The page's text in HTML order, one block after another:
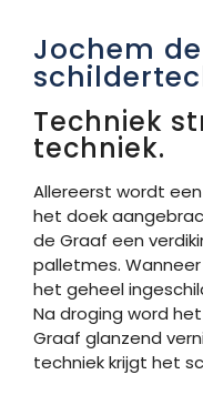
Jochem
Techniek
techniek.
Allereerst wordt
het doek
de Graaf een
palletmes.
het geheel
Na droging word
Graaf glanzend
techniek krijgt het